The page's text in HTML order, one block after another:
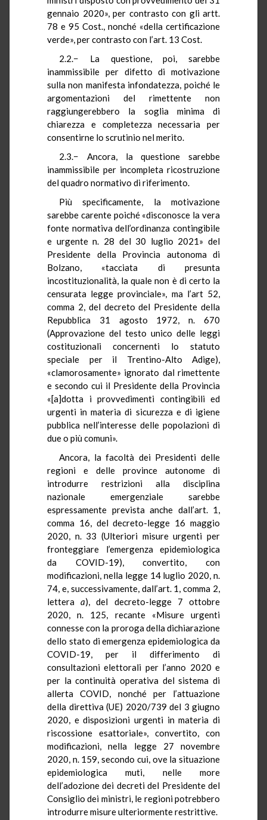
gennaio 2020», per contrasto con gli artt.
78 e 95 Cost., nonché «della certificazione
verde», per contrasto con l’art. 13 Cost.
2.2.− La questione, poi, sarebbe
inammissibile per difetto di motivazione
sulla non manifesta infondatezza, poiché le
argomentazioni del rimettente non
raggiungerebbero la soglia minima di
chiarezza e completezza necessaria per
consentirne lo scrutinio nel merito.
2.3.− Ancora, la questione sarebbe
inammissibile per incompleta ricostruzione
del quadro normativo di riferimento.
Più specificamente, la motivazione
sarebbe carente poiché «disconosce la vera
fonte normativa dell’ordinanza contingibile
e urgente n. 28 del 30 luglio 2021» del
Presidente della Provincia autonoma di
Bolzano, «tacciata di presunta
incostituzionalità, la quale non è di certo la
censurata legge provinciale», ma l’art 52,
comma 2, del decreto del Presidente della
Repubblica 31 agosto 1972, n. 670
(Approvazione del testo unico delle leggi
costituzionali concernenti lo statuto
speciale per il Trentino-Alto Adige),
«clamorosamente» ignorato dal rimettente
e secondo cui il Presidente della Provincia
«[a]dotta i provvedimenti contingibili ed
urgenti in materia di sicurezza e di igiene
pubblica nell’interesse delle popolazioni di
due o più comuni».
Ancora, la facoltà dei Presidenti delle
regioni e delle province autonome di
introdurre restrizioni alla disciplina
nazionale emergenziale sarebbe
espressamente prevista anche dall’art. 1,
comma 16, del decreto-legge 16 maggio
2020, n. 33 (Ulteriori misure urgenti per
fronteggiare l’emergenza epidemiologica
da COVID-19), convertito, con
modificazioni, nella legge 14 luglio 2020, n.
74, e, successivamente, dall’art. 1, comma 2,
letteraa), del decreto-legge 7 ottobre
2020, n. 125, recante «Misure urgenti
connesse con la proroga della dichiarazione
dello stato di emergenza epidemiologica da
COVID-19, per il differimento di
consultazioni elettorali per l’anno 2020 e
per la continuità operativa del sistema di
allerta COVID, nonché per l’attuazione
della direttiva (UE) 2020/739 del 3 giugno
2020, e disposizioni urgenti in materia di
riscossione esattoriale», convertito, con
modificazioni, nella legge 27 novembre
2020, n. 159, secondo cui, ove la situazione
epidemiologica muti, nelle more
dell’adozione dei decreti del Presidente del
Consiglio dei ministri, le regioni potrebbero
introdurre misure ulteriormente restrittive.